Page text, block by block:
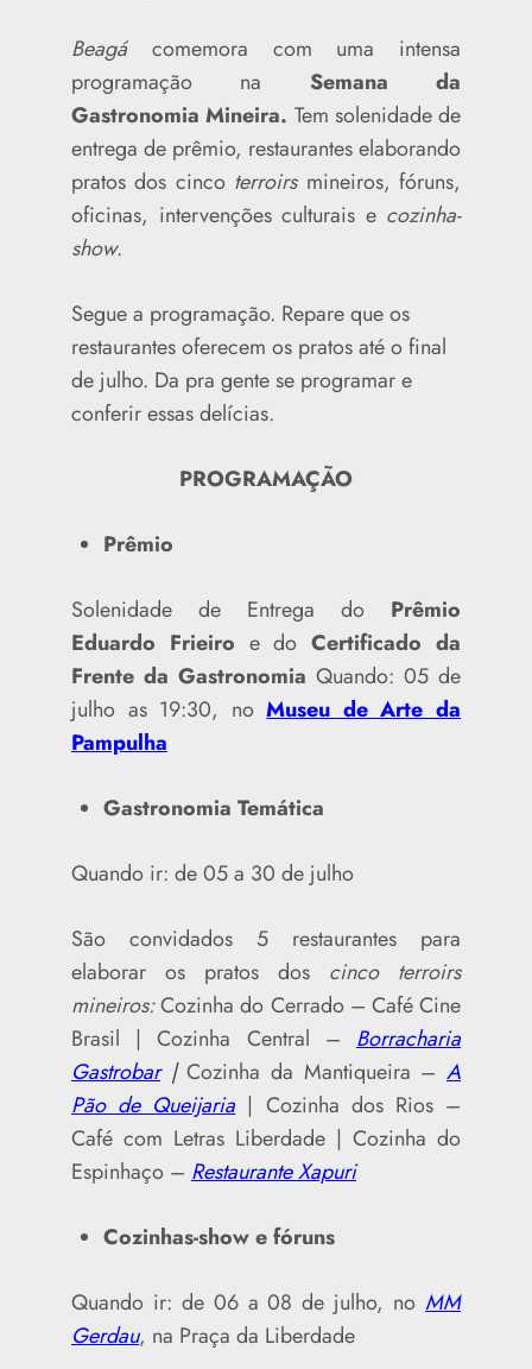
Beagácomemora com uma intensa
programação na Semana da
Gastronomia Mineira. Tem solenidade de
entrega de prêmio, restaurantes elaborando
pratos dos cinco terroirsmineiros, fóruns,
oficinas, intervenções culturais e cozinha-
show.
Segue a programação. Repare que os
restaurantes oferecem os pratos até o final
de julho. Da pra gente se programar e
conferir essas delícias.
PROGRAMAÇÃO
Prêmio
Solenidade de Entrega do Prêmio
Eduardo Frieiro e doCertificado da
Frente da Gastronomia Quando: 05 de
julho as 19:30, noMuseu de Arte da
Pampulha
Gastronomia Temática
Quando ir: de 05 a 30 de julho
São convidados 5 restaurantes para
elaborar os pratos dos cinco terroirs
mineiros:Cozinha do Cerrado – Café Cine
Brasil | Cozinha Central – Borracharia
Gastrobar |Cozinha da Mantiqueira –A
Pão de Queijaria| Cozinha dos Rios –
Café com Letras Liberdade | Cozinha do
Espinhaço – Restaurante Xapuri
Cozinhas-show e fóruns
Quando ir: de 06 a 08 de julho, no MM
Gerdau, na Praça da Liberdade